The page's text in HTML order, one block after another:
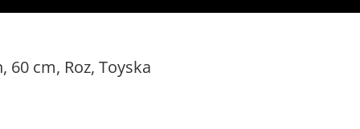
60 cm, Roz, Toyska